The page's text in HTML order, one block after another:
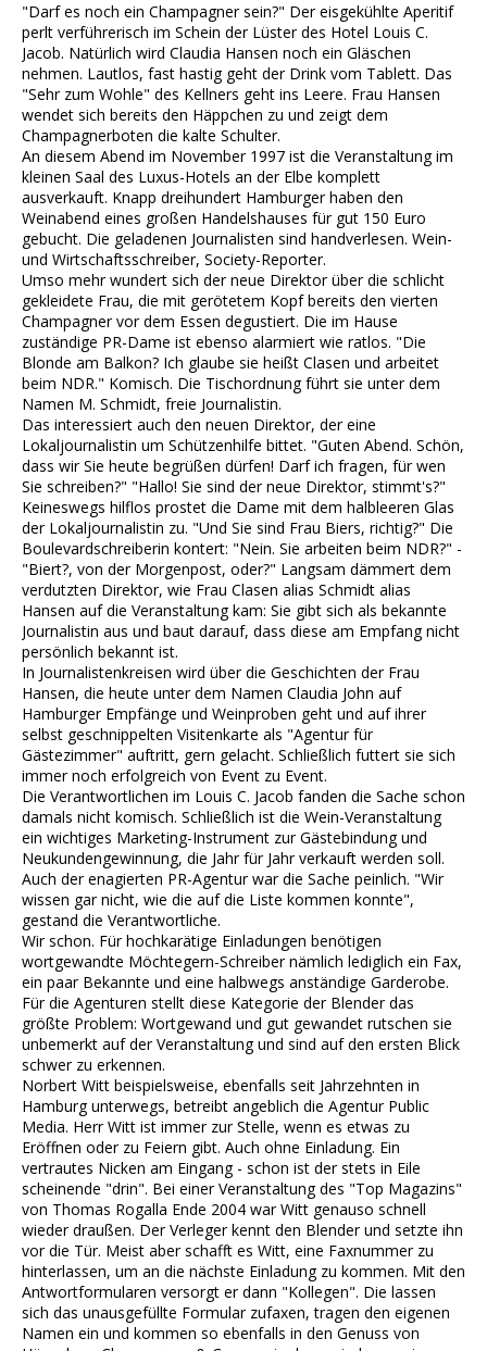
"Darf es noch ein Champagner sein?" Der eisgekühlte Aperitif
perlt verführerisch im Schein der Lüster des Hotel Louis C.
Jacob. Natürlich wird Claudia Hansen noch ein Gläschen
nehmen. Lautlos, fast hastig geht der Drink vom Tablett. Das
"Sehr zum Wohle" des Kellners geht ins Leere. Frau Hansen
wendet sich bereits den Häppchen zu und zeigt dem
Champagnerboten die kalte Schulter.
An diesem Abend im November 1997 ist die Veranstaltung im
kleinen Saal des Luxus-Hotels an der Elbe komplett
ausverkauft. Knapp dreihundert Hamburger haben den
Weinabend eines großen Handelshauses für gut 150 Euro
gebucht. Die geladenen Journalisten sind handverlesen. Wein-
und Wirtschaftsschreiber, Society-Reporter.
Umso mehr wundert sich der neue Direktor über die schlicht
gekleidete Frau, die mit gerötetem Kopf bereits den vierten
Champagner vor dem Essen degustiert. Die im Hause
zuständige PR-Dame ist ebenso alarmiert wie ratlos. "Die
Blonde am Balkon? Ich glaube sie heißt Clasen und arbeitet
beim NDR." Komisch. Die Tischordnung führt sie unter dem
Namen M. Schmidt, freie Journalistin.
Das interessiert auch den neuen Direktor, der eine
Lokaljournalistin um Schützenhilfe bittet. "Guten Abend. Schön,
dass wir Sie heute begrüßen dürfen! Darf ich fragen, für wen
Sie schreiben?" "Hallo! Sie sind der neue Direktor, stimmt's?"
Keineswegs hilflos prostet die Dame mit dem halbleeren Glas
der Lokaljournalistin zu. "Und Sie sind Frau Biers, richtig?" Die
Boulevardschreiberin kontert: "Nein. Sie arbeiten beim NDR?" -
"Biert?, von der Morgenpost, oder?" Langsam dämmert dem
verdutzten Direktor, wie Frau Clasen alias Schmidt alias
Hansen auf die Veranstaltung kam: Sie gibt sich als bekannte
Journalistin aus und baut darauf, dass diese am Empfang nicht
persönlich bekannt ist.
In Journalistenkreisen wird über die Geschichten der Frau
Hansen, die heute unter dem Namen Claudia John auf
Hamburger Empfänge und Weinproben geht und auf ihrer
selbst geschnippelten Visitenkarte als "Agentur für
Gästezimmer" auftritt, gern gelacht. Schließlich futtert sie sich
immer noch erfolgreich von Event zu Event.
Die Verantwortlichen im Louis C. Jacob fanden die Sache schon
damals nicht komisch. Schließlich ist die Wein-Veranstaltung
ein wichtiges Marketing-Instrument zur Gästebindung und
Neukundengewinnung, die Jahr für Jahr verkauft werden soll.
Auch der enagierten PR-Agentur war die Sache peinlich. "Wir
wissen gar nicht, wie die auf die Liste kommen konnte",
gestand die Verantwortliche.
Wir schon. Für hochkarätige Einladungen benötigen
wortgewandte Möchtegern-Schreiber nämlich lediglich ein Fax,
ein paar Bekannte und eine halbwegs anständige Garderobe.
Für die Agenturen stellt diese Kategorie der Blender das
größte Problem: Wortgewand und gut gewandet rutschen sie
unbemerkt auf der Veranstaltung und sind auf den ersten Blick
schwer zu erkennen.
Norbert Witt beispielsweise, ebenfalls seit Jahrzehnten in
Hamburg unterwegs, betreibt angeblich die Agentur Public
Media. Herr Witt ist immer zur Stelle, wenn es etwas zu
Eröffnen oder zu Feiern gibt. Auch ohne Einladung. Ein
vertrautes Nicken am Eingang - schon ist der stets in Eile
scheinende "drin". Bei einer Veranstaltung des "Top Magazins"
von Thomas Rogalla Ende 2004 war Witt genauso schnell
wieder draußen. Der Verleger kennt den Blender und setzte ihn
vor die Tür. Meist aber schafft es Witt, eine Faxnummer zu
hinterlassen, um an die nächste Einladung zu kommen. Mit den
Antwortformularen versorgt er dann "Kollegen". Die lassen
sich das unausgefüllte Formular zufaxen, tragen den eigenen
Namen ein und kommen so ebenfalls in den Genuss von